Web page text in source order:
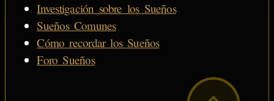
Investigación sobre los Sueños
Sueños Comunes
Cómo recordar los Sueños
Foro Sueños